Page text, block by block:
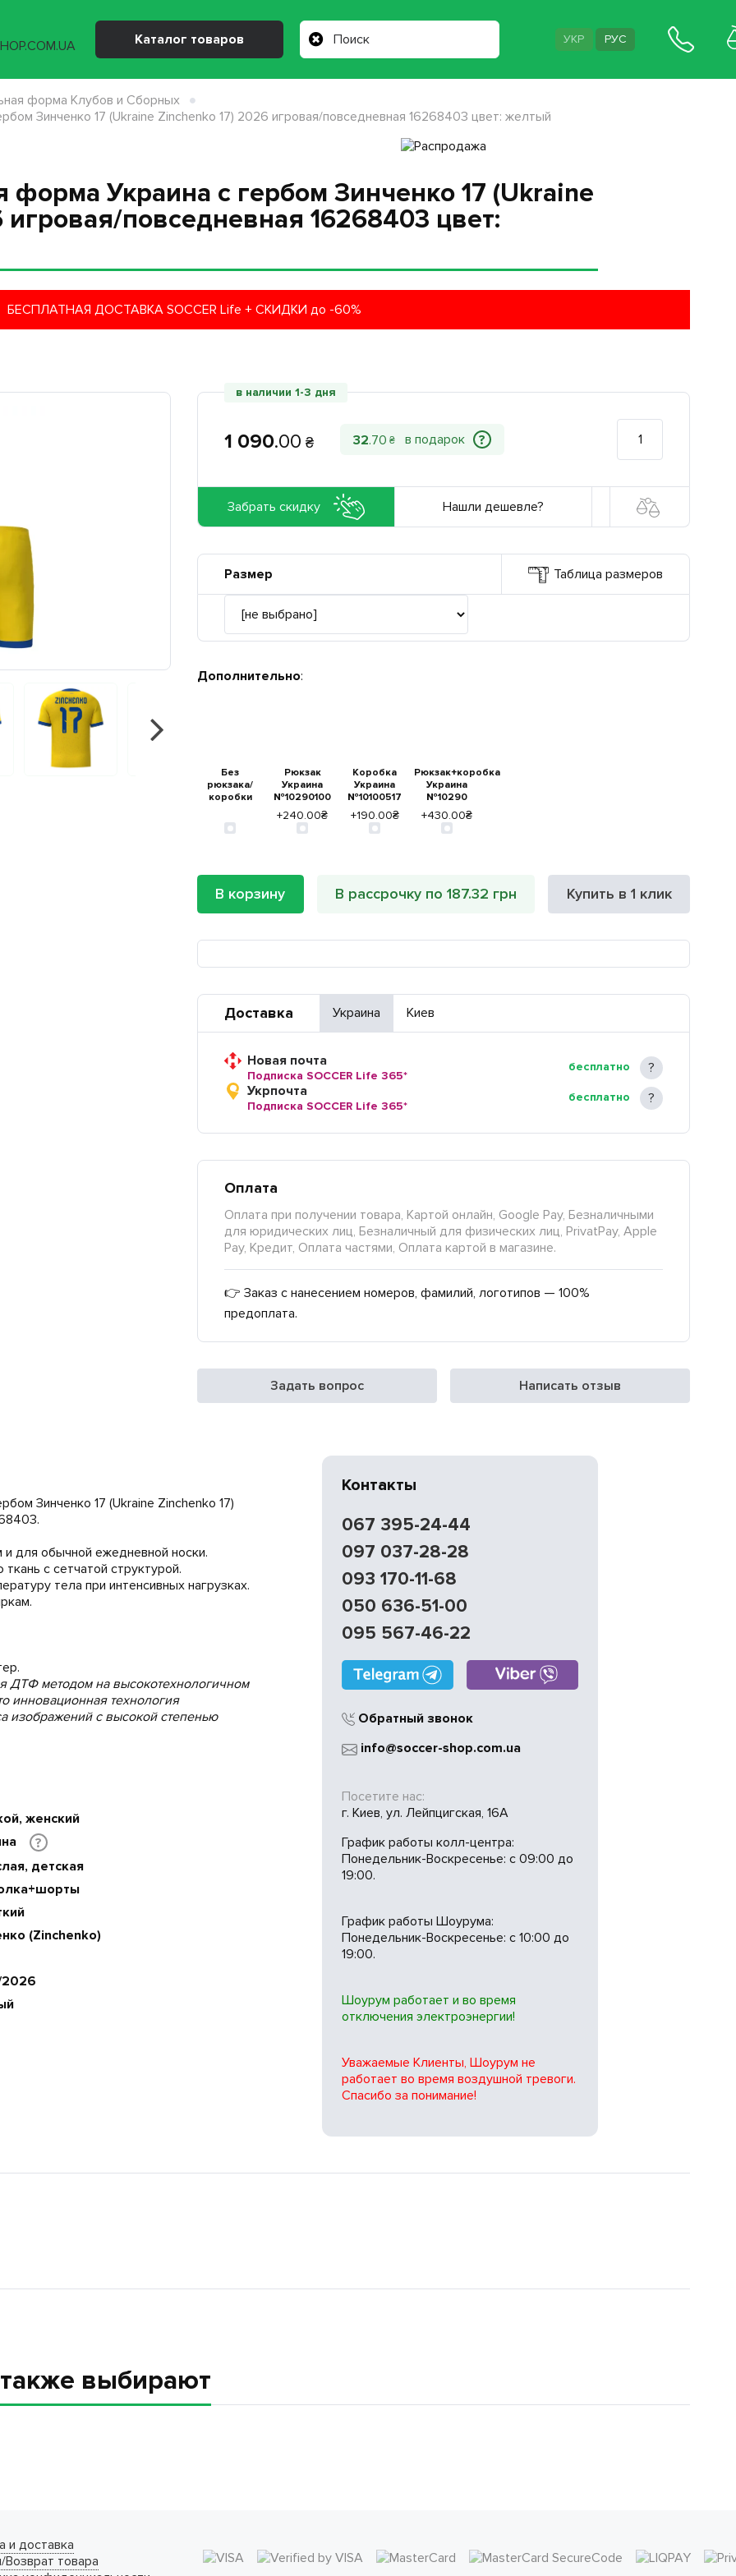
Украина с гербом Зинченко 17 (Ukraine
игровая/повседневная 16268403 цвет:
БЕСПЛАТНАЯ ДОСТАВКА SOCCER Life + СКИДКИ до -60%
в наличии 1-3 дня
1 090.00 ₴ 32.70 ₴ ?
Забрать скидку Нашли дешевле?
Размер Таблица размеров
Дополнительно:
Без
рюкзака/
коробки
Рюкзак
Украина
№10290100
+240.00₴
Коробка
Украина
№10100517
+190.00₴
Рюкзак+коробка
Украина
№10290
+430.00₴
В корзину В рассрочку по 187.32 грн Купить в 1 клик
Доставка Украина Киев
Новая почта
Подписка SOCCER Life 365*
бесплатно
Укрпочта
Подписка SOCCER Life 365*
бесплатно
Оплата
Оплата при получении товара, Картой онлайн, Google Pay, Безналичными
для юридических лиц, Безналичный для физических лиц, PrivatPay, Apple
Pay, Кредит, Оплата частями, Оплата картой в магазине.
👉 Заказ с нанесением номеров, фамилий, логотипов — 100%
предоплата.
Задать вопрос Написать отзыв
Зинченко 17 (Ukraine Zinchenko 17)
для обычной ежедневной носки.
с сетчатой структурой.
тела при интенсивных нагрузках.
ДТФ методом на высокотехнологичном
инновационная технология
изображений с высокой степенью
женский
?
детская
(Zinchenko)
Контакты
067 395-24-44
097 037-28-28
093 170-11-68
050 636-51-00
095 567-46-22
Обратный звонок
info@soccer-shop.com.ua
Посетите нас:
г. Киев, ул. Лейпцигская, 16А
График работы колл-центра:
Понедельник-Воскресенье: с 09:00 до
19:00.
График работы Шоурума:
Понедельник-Воскресенье: с 10:00 до
19:00.
Шоурум работает и во время
отключения электроэнергии!
Уважаемые Клиенты, Шоурум не
работает во время воздушной тревоги.
Спасибо за понимание!
также выбирают
Каталог товаров УКР РУС
форма Клубов и Сборных
Зинченко 17 (Ukraine Zinchenko 17) 2026 игровая/повседневная 16268403 цвет: желтый
и доставка
товара